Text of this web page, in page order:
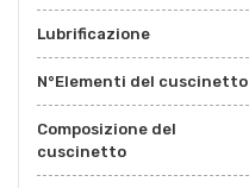
Lubrificazione
N°Elementi del cuscinetto
Composizione del
cuscinetto